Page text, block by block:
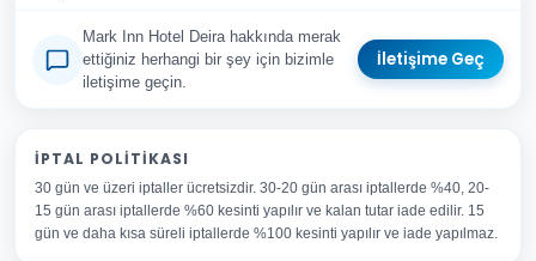
Mark Inn Hotel Deira hakkında merak
ettiğiniz herhangi bir şey için bizimle
iletişime geçin.
İletişime Geç
Adınız Soyadınız
E-posta Adresiniz
Konu
İPTAL POLITIKASI
30 gün ve üzeri iptaller ücretsizdir. 30-20 gün arası iptallerde %40, 20-
15 gün arası iptallerde %60 kesinti yapılır ve kalan tutar iade edilir. 15
gün ve daha kısa süreli iptallerde %100 kesinti yapılır ve iade yapılmaz.